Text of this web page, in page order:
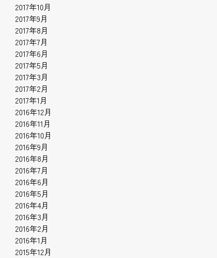
2017年10月
2017年9月
2017年8月
2017年7月
2017年6月
2017年5月
2017年3月
2017年2月
2017年1月
2016年12月
2016年11月
2016年10月
2016年9月
2016年8月
2016年7月
2016年6月
2016年5月
2016年4月
2016年3月
2016年2月
2016年1月
2015年12月